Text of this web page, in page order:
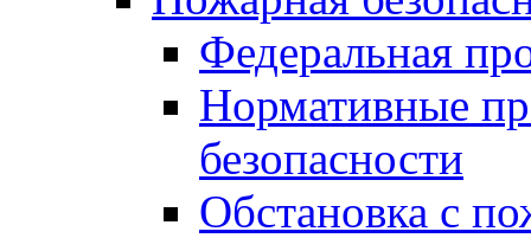
Федеральная
Нормативные
безопасности
Обстановка с